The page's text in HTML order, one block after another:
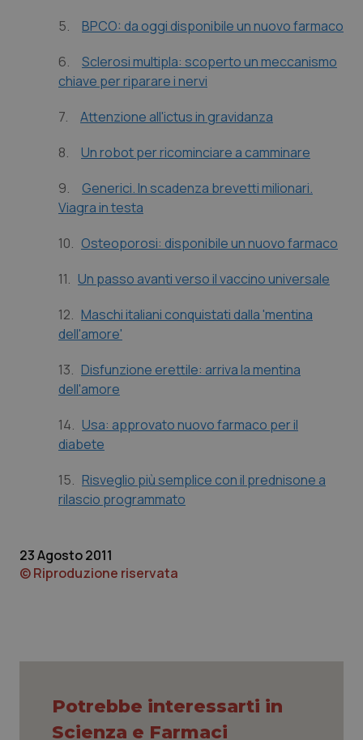
Calabria
Campania
Emilia-Romagna
Friuli Venezia Giulia
Lazio
Liguria
Lombardia
Marche
Molise
Provincia Autonoma di Bolzano
Provincia Autonoma di Trento
Sardegna
Toscana
Umbria
Asma & BPCO
Car-T
Colesterolo & coronaropatie
Dermatite Atopica
Diabete & glucometri
Disturbi dell’umore
Dolore
Donna & Salute
Epatiti
Infezioni & Febbre
Ipertensione & Scompenso
Malattia di Crohn & Rettocolite Ulcerosa
Obesità
Oftalmologia
5. BPCO: da oggi disponibile un nuovo farmaco
6. Sclerosi multipla: scoperto un meccanismo
chiave per riparare i nervi
7. Attenzione all'ictus in gravidanza
8. Un robot per ricominciare a camminare
9. Generici. In scadenza brevetti milionari.
Viagra in testa
10. Osteoporosi: disponibile un nuovo farmaco
11. Un passo avanti verso il vaccino universale
12. Maschi italiani conquistati dalla 'mentina
dell'amore'
13. Disfunzione erettile: arriva la mentina
dell'amore
14. Usa: approvato nuovo farmaco per il
diabete
15. Risveglio più semplice con il prednisone a
rilascio programmato
23 Agosto 2011
© Riproduzione riservata
Potrebbe interessarti in
Scienza e Farmaci